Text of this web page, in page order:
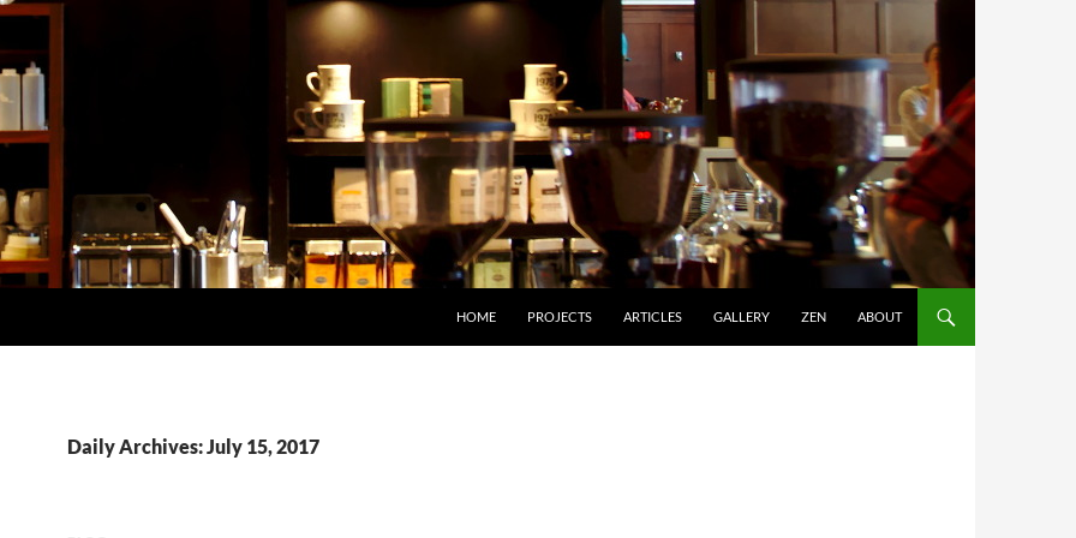
HOME PROJECTS ARTICLES GALLERY ZEN ABOUT
Daily Archives: July 15, 2017